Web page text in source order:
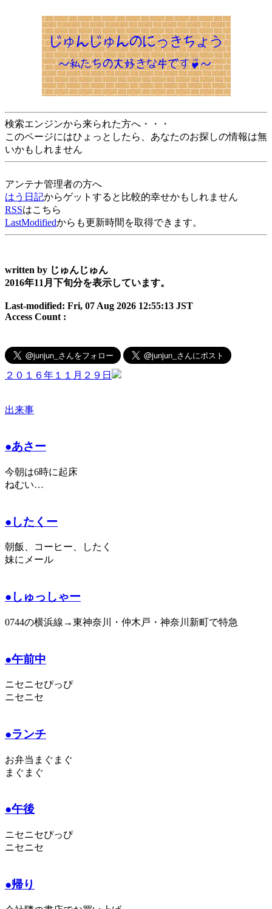
検索エンジンから来られた方へ・・・
このページにはひょっとしたら、あなたのお探しの情報は無
いかもしれません
アンテナ管理者の方へ
はう日記からゲットすると比較的幸せかもしれません
RSSはこちら
LastModifiedからも更新時間を取得できます。
written by じゅんじゅん
2016年11月下旬分を表示しています。
Last-modified: Fri, 07 Aug 2026 12:55:13 JST
Access Count :
２０１６年１１月２９日
出来事
●あさー
今朝は6時に起床
ねむい…
●したくー
朝飯、コーヒー、したく
妹にメール
●しゅっしゃー
0744の横浜線→東神奈川・仲木戸・神奈川新町で特急
●午前中
ニセニセぴっぴ
ニセニセ
●ランチ
お弁当まぐまぐ
まぐまぐ
●午後
ニセニセぴっぴ
ニセニセ
●帰り